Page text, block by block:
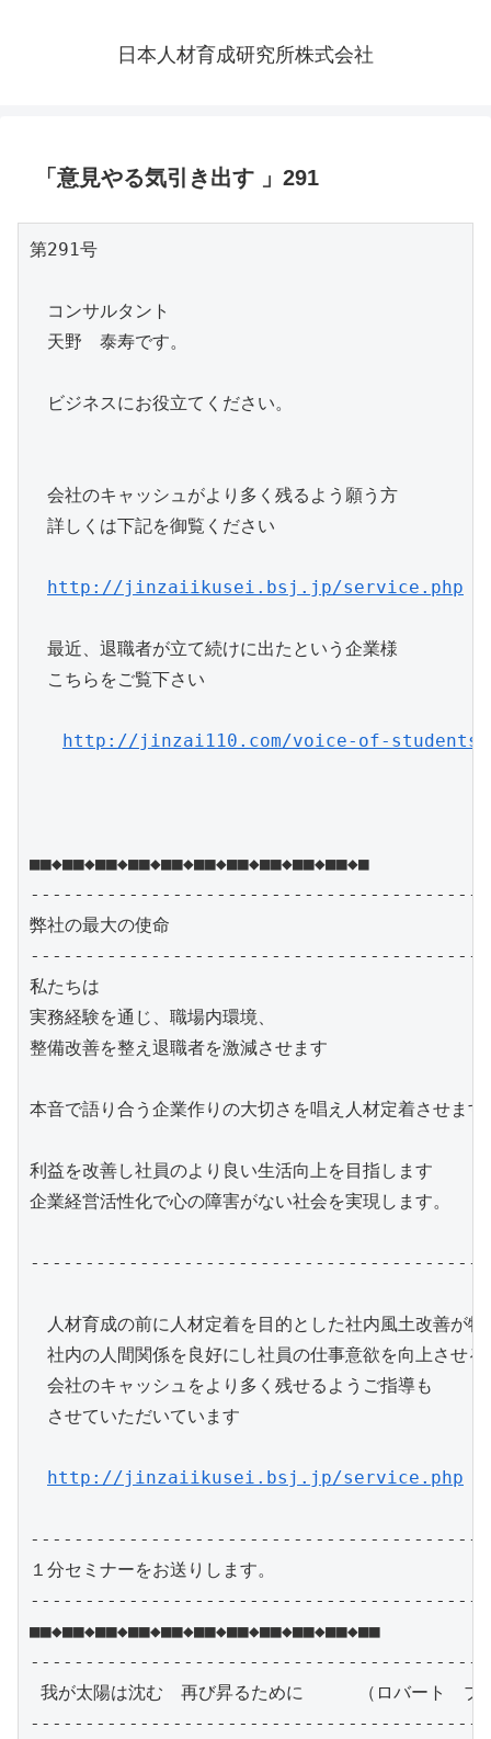
日本人材育成研究所株式会社
「意見やる気引き出す 」291
第291号
コンサルタント
天野　泰寿です。
ビジネスにお役立てください。
会社のキャッシュがより多く残るよう願う方
詳しくは下記を御覧ください
http://jinzaiikusei.bsj.jp/service.php
最近、退職者が立て続けに出たという企業様
こちらをご覧下さい
http://jinzai110.com/voice-of-students
■■◆■■◆■■◆■■◆■■◆■■◆■■◆■■◆■■◆■■◆■
弊社の最大の使命
私たちは
実務経験を通じ、職場内環境、
整備改善を整え退職者を激減させます
本音で語り合う企業作りの大切さを唱え人材定着させます
利益を改善し社員のより良い生活向上を目指します
企業経営活性化で心の障害がない社会を実現します。
人材育成の前に人材定着を目的とした社内風土改善が特
社内の人間関係を良好にし社員の仕事意欲を向上させる
会社のキャッシュをより多く残せるようご指導も
させていただいています
http://jinzaiikusei.bsj.jp/service.php
１分セミナーをお送りします。
■■◆■■◆■■◆■■◆■■◆■■◆■■◆■■◆■■◆■■◆■■
我が太陽は沈む　再び昇るために     （ロバート　ブ